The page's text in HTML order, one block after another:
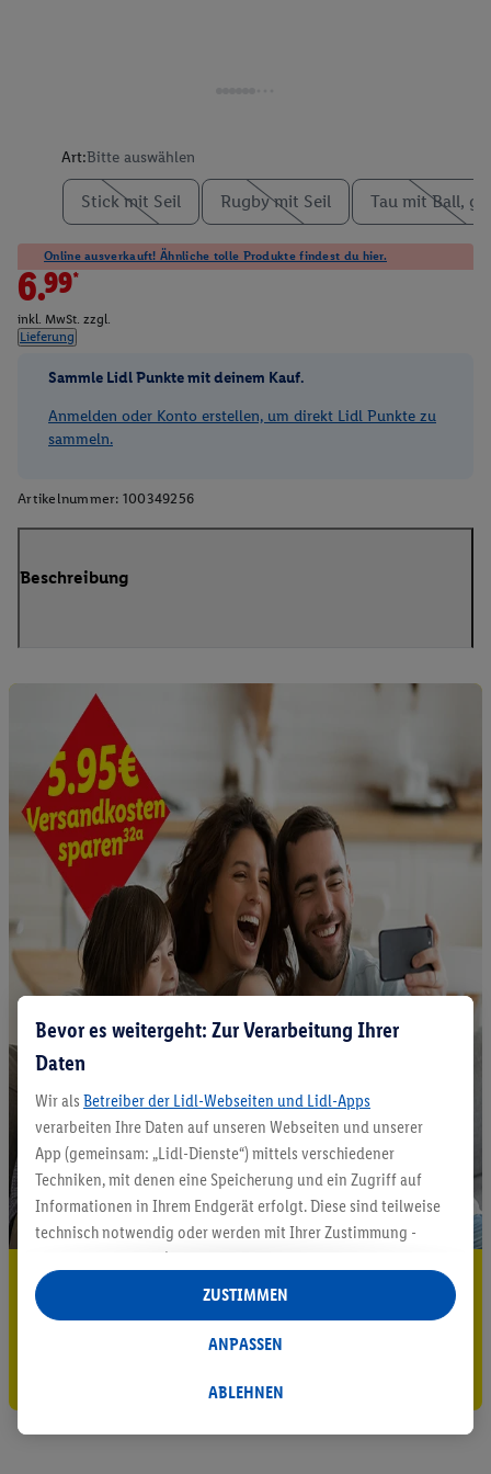
Art:Bitte auswählen
Stick mit Seil Rugby mit Seil Tau mit Ball,
Online ausverkauft! Ähnliche tolle Produkte findest du hier.
6.99*
inkl. MwSt. zzgl.
Lieferung
Sammle Lidl Punkte mit deinem Kauf.
Anmelden oder Konto erstellen, um direkt Lidl Punkte zu
sammeln.
Artikelnummer: 100349256
Beschreibung
5.95 € Versand sparen³²ᵃ
Jetzt zum Newsletter anmelden
Bevor es weitergeht: Zur Verarbeitung Ihrer
Daten
Wir als Betreiber der Lidl-Webseiten und Lidl-Apps
verarbeiten Ihre Daten auf unseren Webseiten und unserer
App (gemeinsam: „Lidl-Dienste“) mittels verschiedener
Techniken, mit denen eine Speicherung und ein Zugriff auf
Informationen in Ihrem Endgerät erfolgt. Diese sind teilweise
technisch notwendig oder werden mit Ihrer Zustimmung -
auch durch Partner (u.a.
Verantwortliche; im Zusammenhang mit dem IAB TCF
insgesamt
Statistik-Erstellung oder für personalisierte Werbung
Datenverarbeitungen für personalisierte Werbung werden
ABLEHNEN
ANPASSEN
ZUSTIMMEN